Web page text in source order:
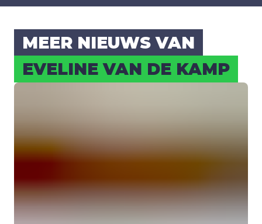
MEER NIEUWS VAN
EVE­LI­NE VAN DE KAMP